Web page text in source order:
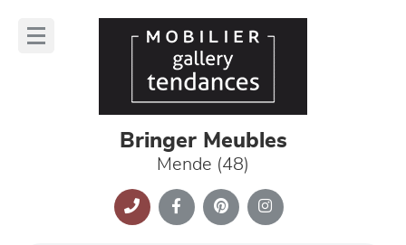
Bringer Meubles
Mende (48)